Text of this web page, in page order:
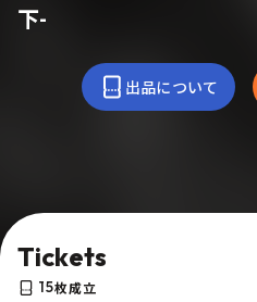
下-
出品について
Tickets
15枚成立